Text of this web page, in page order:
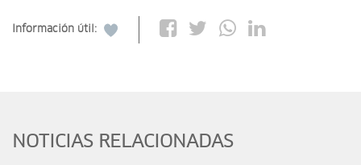
Información útil:
NOTICIAS RELACIONADAS